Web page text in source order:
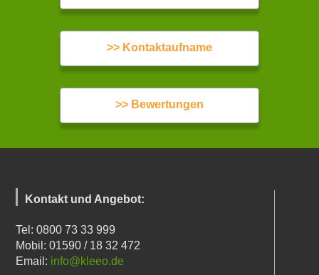
>> Kontaktaufname
>> Bewertungen
Kontakt und Angebot:
Tel: 0800 73 33 999
Mobil: 01590 / 18 32 472
Email: info@kleeo.de